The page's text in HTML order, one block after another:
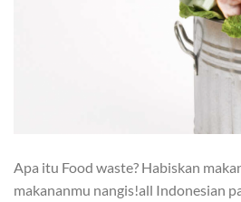
Apa itu Food waste? Habiskan
makananmu nangis!all Indonesian